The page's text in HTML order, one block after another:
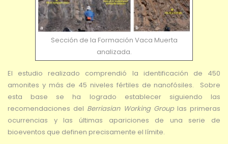
Sección de la Formación Vaca Muerta
analizada.
El estudio realizado comprendió la identificación de 450
amonites y más de 45 niveles fértiles de nanofósiles. Sobre
esta base se ha logrado establecer siguiendo las
recomendaciones del Berriasian Working Grouplas primeras
ocurrencias y las últimas apariciones de una serie de
bioeventos que definen precisamente el límite.